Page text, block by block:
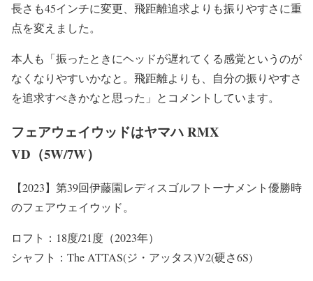
長さも45インチに変更、飛距離追求よりも振りやすさに重
点を変えました。
本人も「振ったときにヘッドが遅れてくる感覚というのが
なくなりやすいかなと。飛距離よりも、自分の振りやすさ
を追求すべきかなと思った」とコメントしています。
フェアウェイウッドはヤマハ RMX
VD（5W/7W）
【2023】第39回伊藤園レディスゴルフトーナメント優勝時
のフェアウェイウッド。
ロフト：18度/21度（2023年）
シャフト：The ATTAS(ジ・アッタス)V2(硬さ6S)